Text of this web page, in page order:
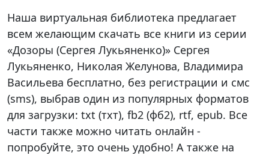
Наша виртуальная библиотека предлагает
всем желающим скачать все книги из серии
«Дозоры (Сергея Лукьяненко)» Сергея
Лукьяненко, Николая Желунова, Владимира
Васильева бесплатно, без регистрации и смс
(sms), выбрав один из популярных форматов
для загрузки: txt (тхт), fb2 (фб2), rtf, epub. Все
части также можно читать онлайн -
попробуйте, это очень удобно! А также на